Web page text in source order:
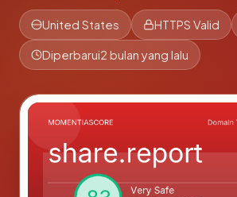
United States HTTPS Valid
Diperbarui2 bulan yang lalu